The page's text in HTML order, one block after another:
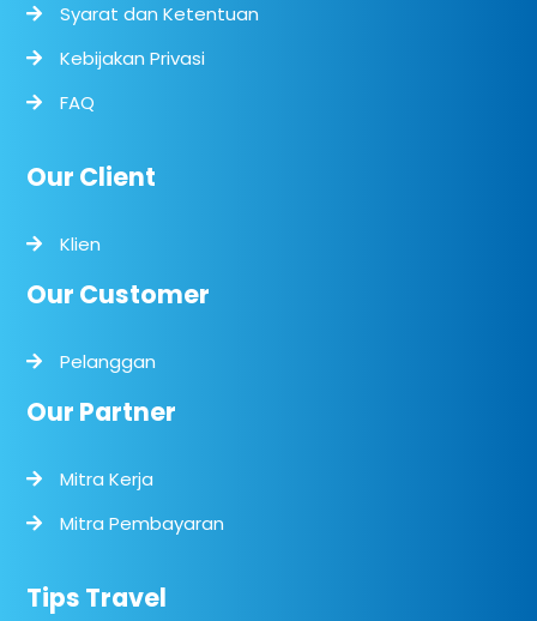
Syarat dan Ketentuan
Kebijakan Privasi
FAQ
Our Client
Klien
Our Customer
Pelanggan
Our Partner
Mitra Kerja
Mitra Pembayaran
Tips Travel